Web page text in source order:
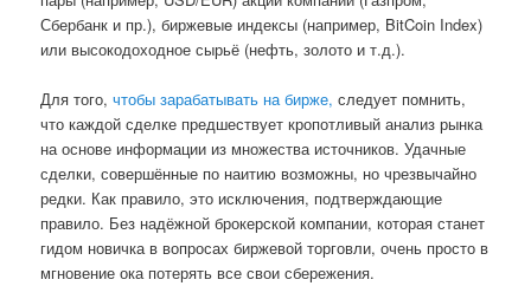
Сбербанк и пр.), биржевыe индексы (например, BitCoin Index)
или высокодоходное сырьё (нефть, золото и т.д.).
Для того, чтобы зарабатывать на бирже, следует помнить,
что каждой сделке предшествует кропотливый анализ рынка
на основе информации из множества источников. Удачные
сделки, совершённые по наитию возможны, но чрезвычайно
редки. Как правило, это исключения, подтверждающие
правило. Без надёжной брокерской компании, которая станет
гидом новичка в вопросах биржевой торговли, очень просто в
мгновение ока потерять все свои сбережения.